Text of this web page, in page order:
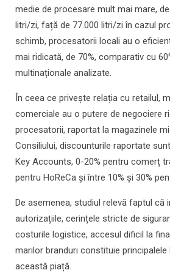
medie de procesare mult mai mare,
litri/zi, față de 77.000 litri/zi în cazul
schimb, procesatorii locali au o
mai ridicată, de 70%, comparativ cu
multinaționale analizate.
În ceea ce privește relația cu retailul,
comerciale au o putere de negociere
procesatorii, raportat la magazinele
Consiliului, discounturile raportate
Key Accounts, 0-20% pentru comerț
pentru HoReCa și între 10% și 30%
De asemenea, studiul relevă faptul că
autorizațiile, cerințele stricte de
costurile logistice, accesul dificil la
marilor branduri constituie principalele
această piață.